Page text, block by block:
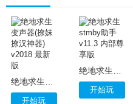
包最大
开始玩
开始玩